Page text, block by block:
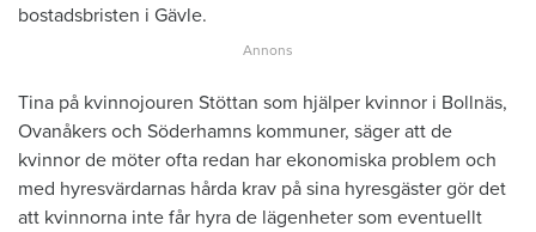
bostadsbristen i Gävle.
Tina på kvinnojouren Stöttan som hjälper kvinnor i Bollnäs,
Ovanåkers och Söderhamns kommuner, säger att de
kvinnor de möter ofta redan har ekonomiska problem och
med hyresvärdarnas hårda krav på sina hyresgäster gör det
att kvinnorna inte får hyra de lägenheter som eventuellt